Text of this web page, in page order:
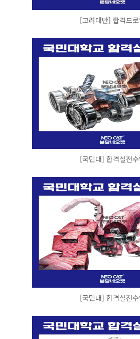
[고려대반] 합격드로
[국민대] 합격실전
[국민대] 합격실전